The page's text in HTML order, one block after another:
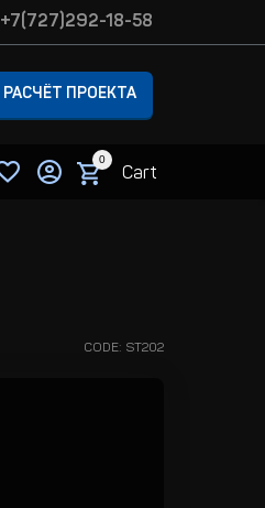
+7(727)292-18-58
РАСЧЁТ ПРОЕКТА
0
Cart
CODE: ST202